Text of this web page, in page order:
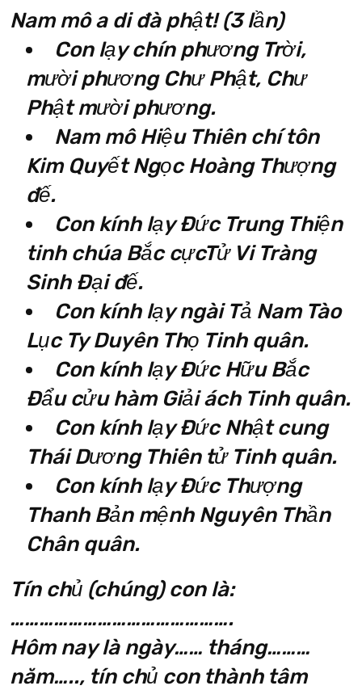
Nam mô a di đà phật! (3 lần)
Con lạy chín phương Trời,
mười phương Chư Phật, Chư
Phật mười phương.
Nam mô Hiệu Thiên chí tôn
Kim Quyết Ngọc Hoàng Thượng
đế.
Con kính lạy Đức Trung Thiện
tinh chúa Bắc cựcTử Vi Tràng
Sinh Đại đế.
Con kính lạy ngài Tả Nam Tào
Lục Ty Duyên Thọ Tinh quân.
Con kính lạy Đức Hữu Bắc
Đẩu cửu hàm Giải ách Tinh quân.
Con kính lạy Đức Nhật cung
Thái Dương Thiên tử Tinh quân.
Con kính lạy Đức Thượng
Thanh Bản mệnh Nguyên Thần
Chân quân.
Tín chủ (chúng) con là:
……………………………………….
Hôm nay là ngày…… tháng………
năm….., tín chủ con thành tâm